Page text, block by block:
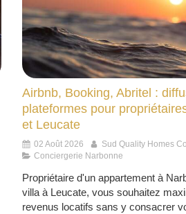
Airbnb, Booking, Abritel :
plateformes pour
et Leucate
02 Août 2026
Sud Quality Homes
Conciergerie Narbonne
Propriétaire d'un appartement à
villa à Leucate, vous souhaitez
revenus locatifs sans y consacrer